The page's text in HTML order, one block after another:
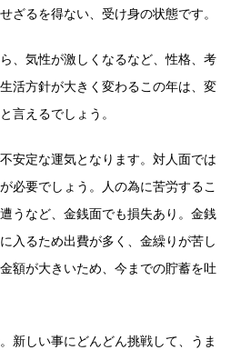
ざるを得ない、受け身の状態です。
、気性が激しくなるなど、性格、考
活方針が大きく変わるこの年は、変
言えるでしょう。
安定な運気となります。対人面では
必要でしょう。人の為に苦労するこ
うなど、金銭面でも損失あり。金銭
入るため出費が多く、金繰りが苦し
額が大きいため、今までの貯蓄を吐
新しい事にどんどん挑戦して、うま